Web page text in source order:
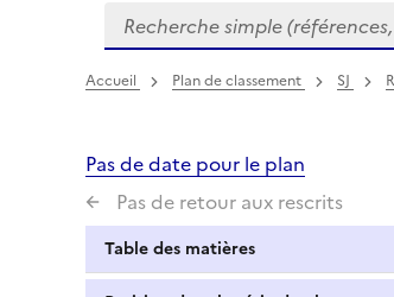
Formulaire
de
recherche
Recherche simple (références,
Accueil Plan de classement SJ
Pas de date pour le plan
Pas de retour aux rescrits
Table des matières